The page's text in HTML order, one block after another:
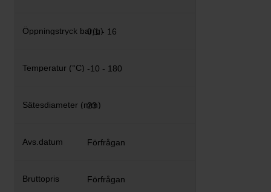
0,1 - 16
-10 - 180
23
Förfrågan
Förfrågan